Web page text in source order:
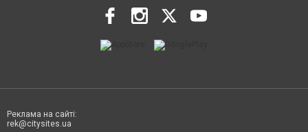
Реклама на сайті:
rek@citysites.ua